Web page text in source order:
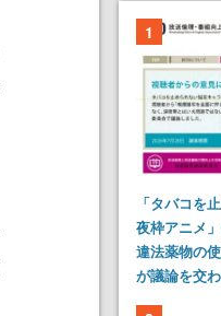
1
「タバコを
夜枠アニメ
違法薬物の
が議論を交